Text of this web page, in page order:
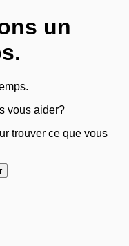
un
vous aider?
trouver ce que vous